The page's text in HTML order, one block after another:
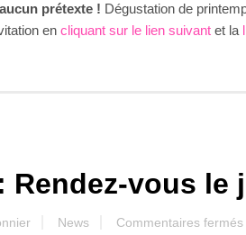
prétexte ! Dégustation de
en cliquant sur le lien suivant et la
Rendez-vous le
News Commentaires fermés